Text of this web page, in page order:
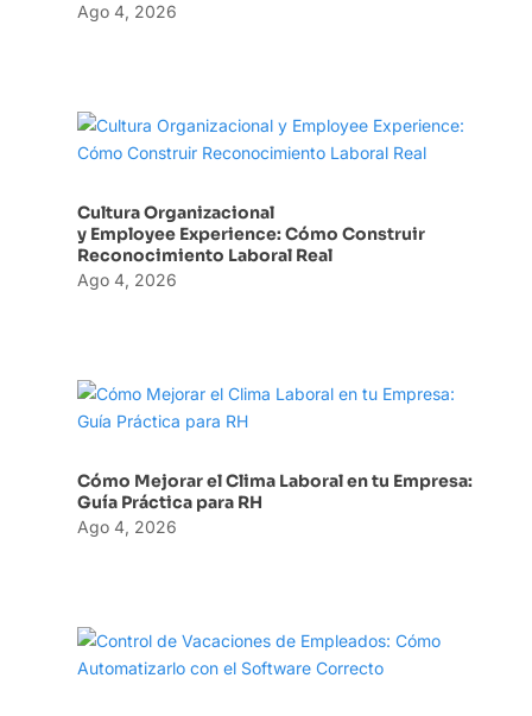
Ago 4, 2026
Cultura Organizacional
y Employee Experience: Cómo Construir
Reconocimiento Laboral Real
Ago 4, 2026
Cómo Mejorar el Clima Laboral en tu Empresa:
Guía Práctica para RH
Ago 4, 2026